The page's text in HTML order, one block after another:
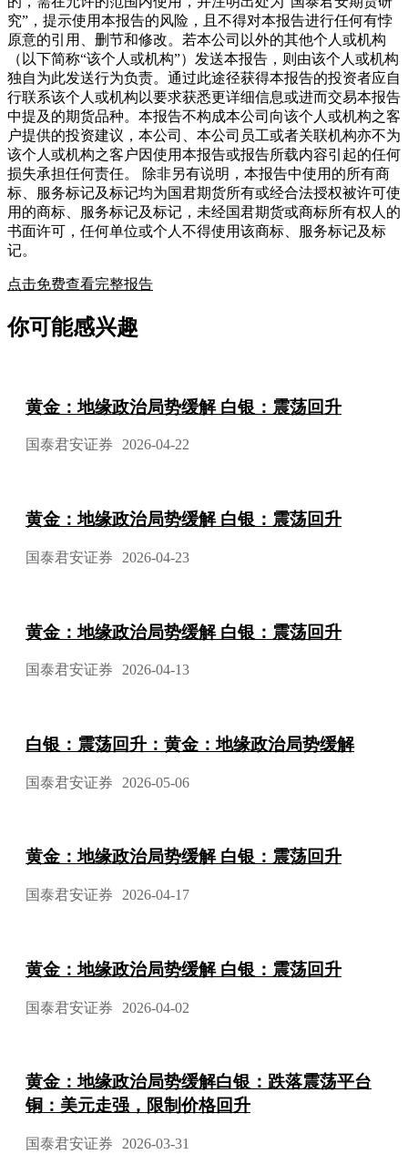
究”，提示使用本报告的风险，且不得对本报告进行任何有悖
原意的引用、删节和修改。若本公司以外的其他个人或机构
（以下简称“该个人或机构”）发送本报告，则由该个人或机构
独自为此发送行为负责。通过此途径获得本报告的投资者应自
行联系该个人或机构以要求获悉更详细信息或进而交易本报告
中提及的期货品种。本报告不构成本公司向该个人或机构之客
户提供的投资建议，本公司、本公司员工或者关联机构亦不为
该个人或机构之客户因使用本报告或报告所载内容引起的任何
损失承担任何责任。 除非另有说明，本报告中使用的所有商
标、服务标记及标记均为国君期货所有或经合法授权被许可使
用的商标、服务标记及标记，未经国君期货或商标所有权人的
书面许可，任何单位或个人不得使用该商标、服务标记及标
记。
点击免费查看完整报告
你可能感兴趣
黄金：地缘政治局势缓解 白银：震荡回升
国泰君安证券 2026-04-22
黄金：地缘政治局势缓解 白银：震荡回升
国泰君安证券 2026-04-23
黄金：地缘政治局势缓解 白银：震荡回升
国泰君安证券 2026-04-13
白银：震荡回升：黄金：地缘政治局势缓解
国泰君安证券 2026-05-06
黄金：地缘政治局势缓解 白银：震荡回升
国泰君安证券 2026-04-17
黄金：地缘政治局势缓解 白银：震荡回升
国泰君安证券 2026-04-02
黄金：地缘政治局势缓解白银：跌落震荡平台
铜：美元走强，限制价格回升
国泰君安证券 2026-03-31